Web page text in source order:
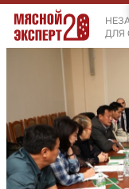
ДЛЯ